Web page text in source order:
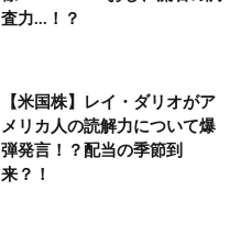
査力…！？
【米国株】レイ・ダリオがア
メリカ人の読解力について爆
弾発言！？配当の季節到
来？！